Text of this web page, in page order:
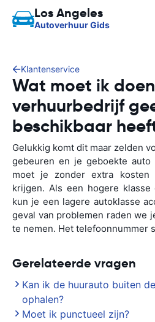
Los Angeles
Autoverhuur Gids
Klantenservice
Wat moet ik
verhuurbedrijf
beschikbaar
Gelukkig komt dit maar zelden
gebeuren en je geboekte auto
moet je zonder extra kosten
krijgen. Als een hogere
kun je een lagere autoklasse
geval van problemen raden we
te nemen. Het telefoonnummer
Gerelateerde vragen
Kan ik de huurauto buiten
ophalen?
Moet ik punctueel zijn?